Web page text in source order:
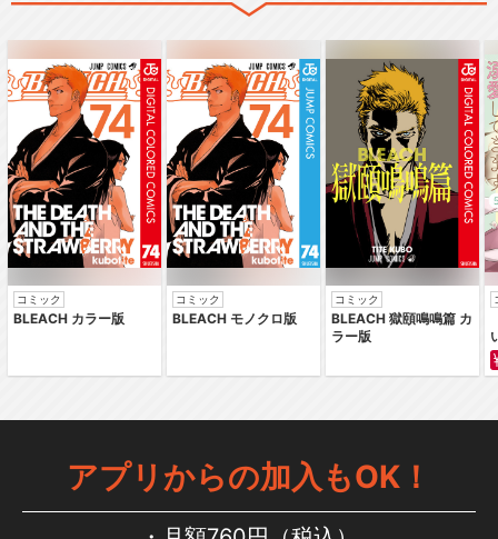
コミック
BLEACH カラー版
コミック
BLEACH モノクロ版
コミック
BLEACH 獄頤鳴鳴篇 カ
ラー版
アプリからの加入もOK！